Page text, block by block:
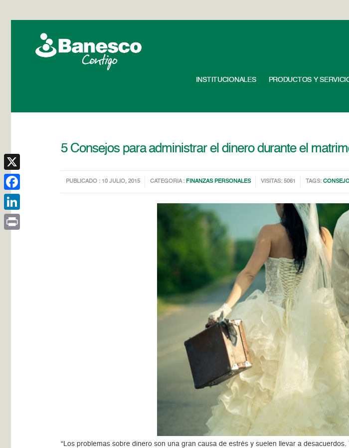
INSTITUCIONALES PRODUCTOS Y
5 Consejos para administrar el dinero durante el
PUBLICADO : 10 JULIO, 2015 CATEGORIA : FINANZAS PERSONALES VISITAS: 5061 TAGS:
“Los problemas sobre dinero son una gran causa de estrés y suelen llevar a
X
Facebook
LinkedIn